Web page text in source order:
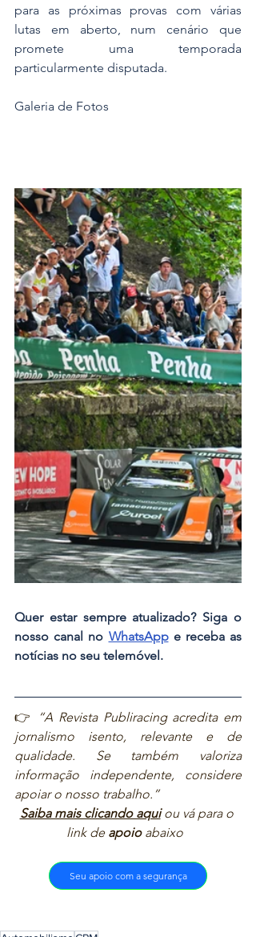
para as próximas provas com várias
lutas em aberto, num cenário que
promete uma temporada
particularmente disputada.
Galeria de Fotos
Quer estar sempre atualizado? Siga o
nosso canal no WhatsApp e receba as
notícias no seu telemóvel.
👉
“A Revista Publiracing acredita em
jornalismo isento, relevante e de
qualidade. Se também valoriza
informação independente, considere
apoiar o nosso trabalho.”
Saiba mais clicando aqui ou vá para o
link de apoio abaixo
Seu apoio com a segurança